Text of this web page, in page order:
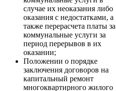
случае их неоказания либо
оказания с недостатками, а
также перерасчета платы за
коммунальные услуги за
период перерывов в их
оказании;
Положении о порядке
заключения договоров на
капитальный ремонт
многоквартирного жилого